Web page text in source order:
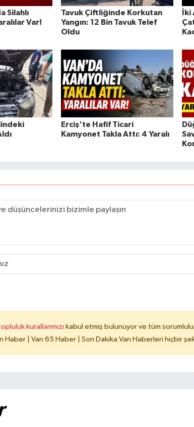
Silahlı
Var!
Tavuk Çiftliğinde Korkutan
Yangın: 12 Bin Tavuk Telef
Oldu
Erciş'te Hafif Ticari
Kamyonet Takla Attı: 4 Yaralı
kurallarımızı kabul etmiş bulunuyor ve tüm
Haber | Van 65 Haber | Son Dakika Van Haberleri hiçbir